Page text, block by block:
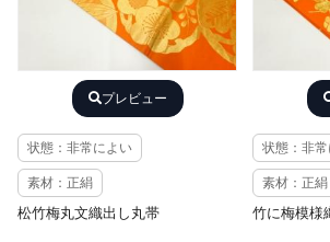
プレビュー
状態：非常によい
素材：正絹
松竹梅丸文織出し丸帯
状態：非
素材：正絹
竹に梅模様